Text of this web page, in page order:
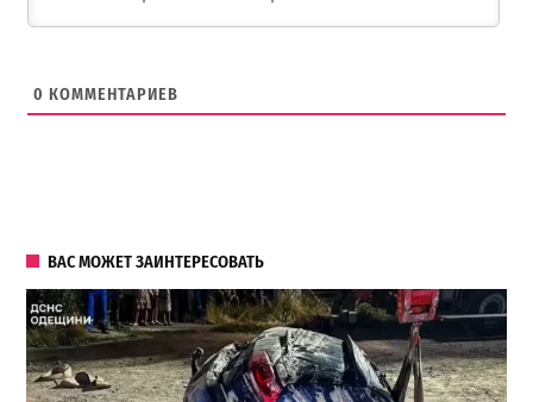
0 КОММЕНТАРИЕВ
ВАС МОЖЕТ ЗАИНТЕРЕСОВАТЬ